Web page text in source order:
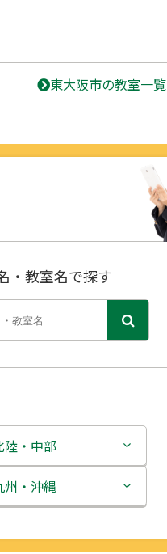
東大阪市の教室一
・教室名で探す
陸・中部
新潟県
州・沖縄